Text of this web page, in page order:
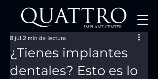
¿Tienes implantes
dentales? Esto es lo
8 jul 2 min de lectura